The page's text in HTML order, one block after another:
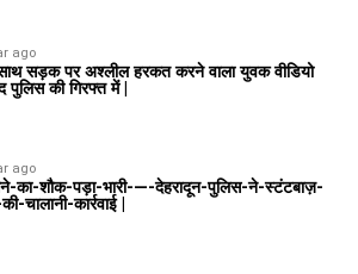
ago
ago
सड़क पर अश्लील हरकत करने वाला युवक वीडियो
पुलिस की गिरफ्त में |
का-शौक-पड़ा-भारी-—-देहरादून-पुलिस-ने-स्टंटबाज़-
चालानी-कार्रवाई |